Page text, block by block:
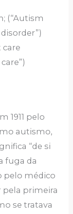
(“Autism
care
1911 pelo
autismo,
“de si
fuga da
pelo médico
pela primeira
se tratava